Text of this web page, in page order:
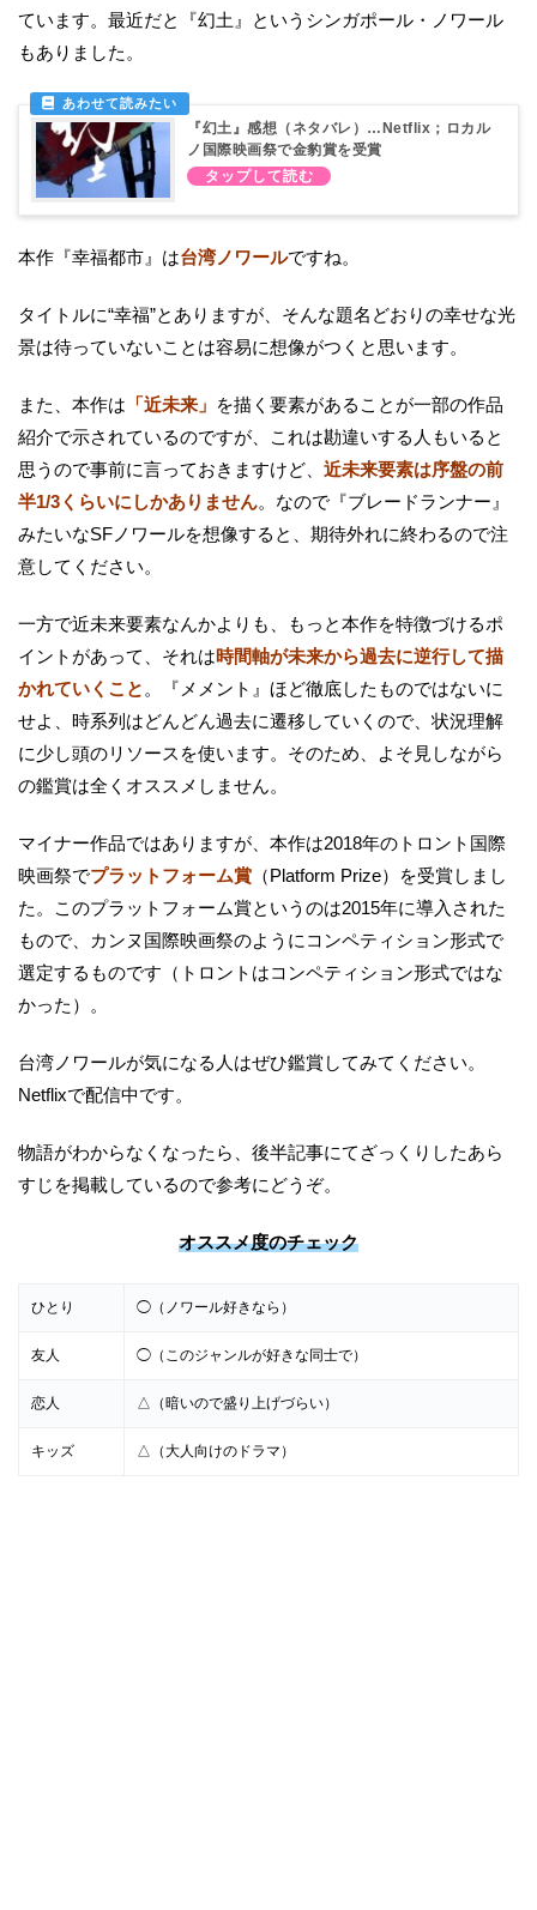
ています。最近だと『幻土』というシンガポール・ノワール
もありました。
『幻土』感想（ネタバレ）…Netflix；ロカル
ノ国際映画祭で金豹賞を受賞
本作『幸福都市』は台湾ノワールですね。
タイトルに“幸福”とありますが、そんな題名どおりの幸せな光
景は待っていないことは容易に想像がつくと思います。
また、本作は 「近未来」 を描く要素があることが一部の作品
紹介で示されているのですが、これは勘違いする人もいると
思うので事前に言っておきますけど、 近未来要素は序盤の前
半1/3くらいにしかありません。なので『ブレードランナー』
みたいなSFノワールを想像すると、期待外れに終わるので注
意してください。
一方で近未来要素なんかよりも、もっと本作を特徴づけるポ
イントがあって、それは時間軸が未来から過去に逆行して描
かれていくこと 。『メメント』ほど徹底したものではないに
せよ、時系列はどんどん過去に遷移していくので、状況理解
に少し頭のリソースを使います。そのため、よそ見しながら
の鑑賞は全くオススメしません。
マイナー作品ではありますが、本作は2018年のトロント国際
映画祭でプラットフォーム賞 （Platform Prize）を受賞しまし
た。このプラットフォーム賞というのは2015年に導入された
もので、カンヌ国際映画祭のようにコンペティション形式で
選定するものです（トロントはコンペティション形式ではな
かった）。
台湾ノワールが気になる人はぜひ鑑賞してみてください。
Netflixで配信中です。
物語がわからなくなったら、後半記事にてざっくりしたあら
すじを掲載しているので参考にどうぞ。
オススメ度のチェック
ひとり ◯（ノワール好きなら）
友人 ◯（このジャンルが好きな同士で）
恋人 △（暗いので盛り上げづらい）
キッズ △（大人向けのドラマ）